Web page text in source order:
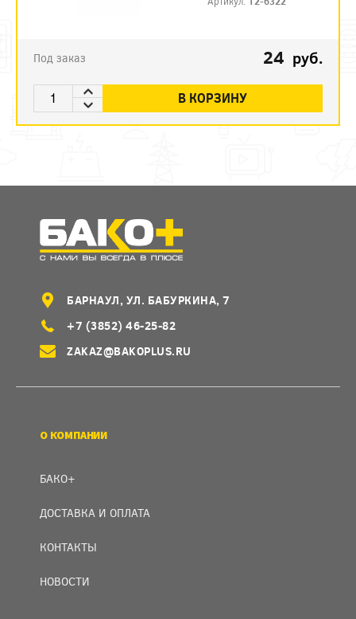
Под заказ 24 руб.
В КОРЗИНУ
БАРНАУЛ, УЛ. БАБУРКИНА, 7
+7 (3852) 46-25-82
ZAKAZ@BAKOPLUS.RU
О КОМПАНИИ
БАКО+
ДОСТАВКА И ОПЛАТА
КОНТАКТЫ
НОВОСТИ